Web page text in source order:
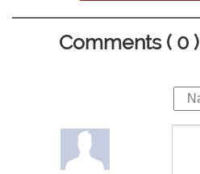
Comments ( 0 )